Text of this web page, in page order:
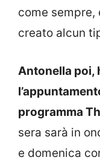
come sempre,
creato alcun
Antonella poi,
programma
sera sarà in
e domenica